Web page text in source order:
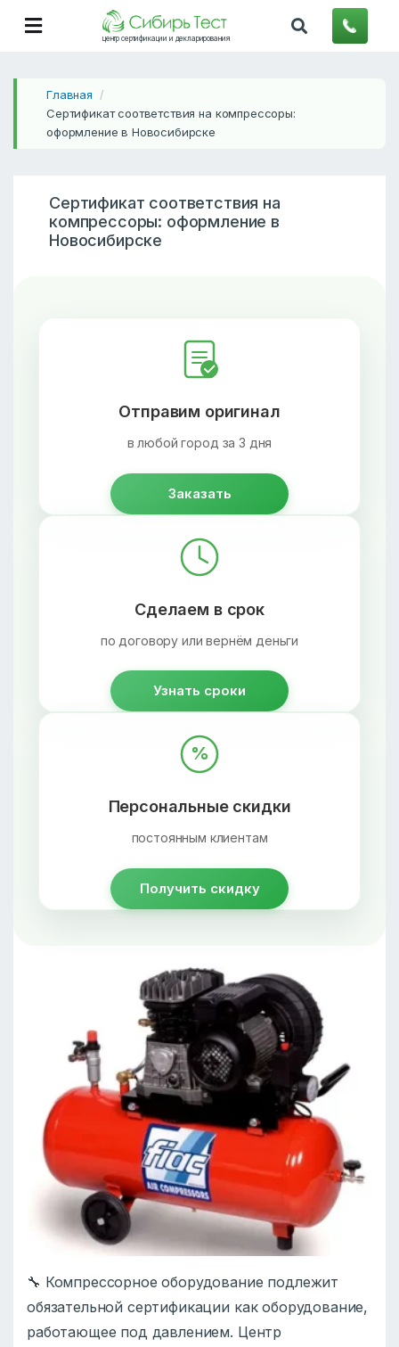
центр сертификации и декларирования
Главная /
Сертификат соответствия на компрессоры:
оформление в Новосибирске
Сертификат соответствия на
компрессоры: оформление в
Новосибирске
Отправим оригинал
в любой город за 3 дня
Заказать
Сделаем в срок
по договору или вернём деньги
Узнать сроки
%
Персональные скидки
постоянным клиентам
Получить скидку
🔧 Компрессорное оборудование подлежит
обязательной сертификации как оборудование,
работающее под давлением. Центр